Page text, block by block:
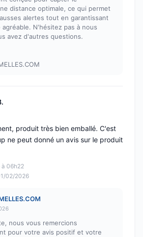
distance optimale, ce qui permet
alertes tout en garantissant
N'hésitez pas à nous
avez d'autres questions.
à 06h22
02/2026
produit très bien emballé. C'est
ne peut donné un avis sur le produit
nous vous remercions
pour votre avis positif et votre